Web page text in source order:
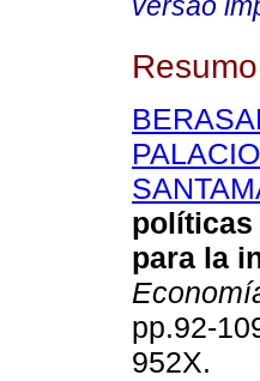
Resumo
políticas
para la
pp.92-
952X.